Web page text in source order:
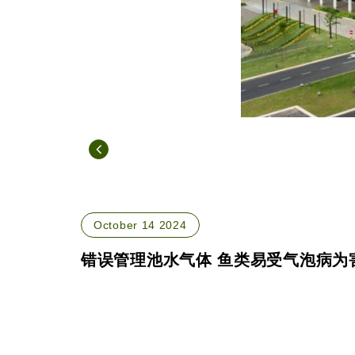
October 14 2024
错误管理池水气体 鱼类易受气泡病为